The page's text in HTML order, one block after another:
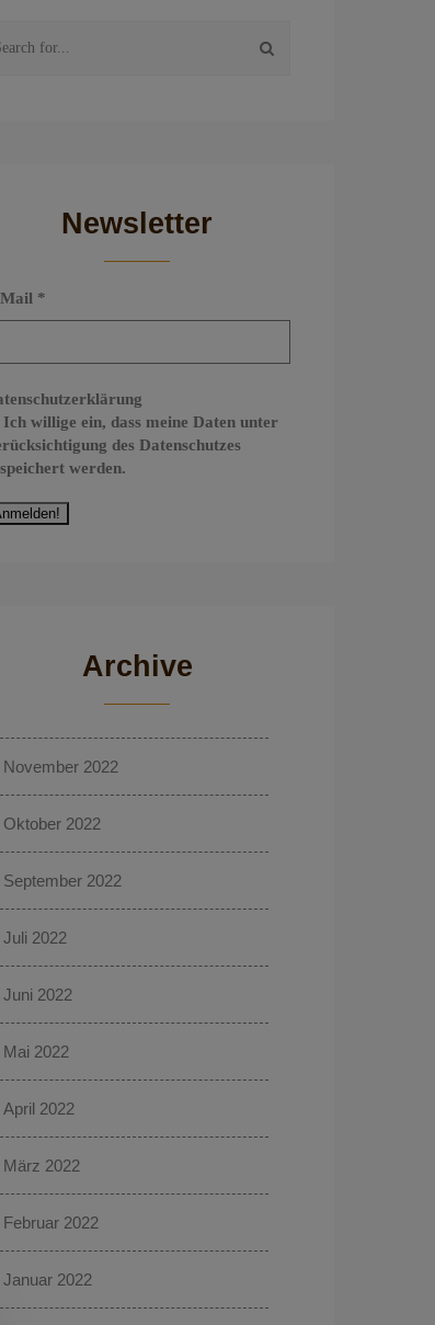
Newsletter
*
Ich willige ein, dass meine Daten unter
des Datenschutzes
werden.
Archive
November 2022
Oktober 2022
September 2022
Juli 2022
Juni 2022
Mai 2022
April 2022
März 2022
Februar 2022
Januar 2022